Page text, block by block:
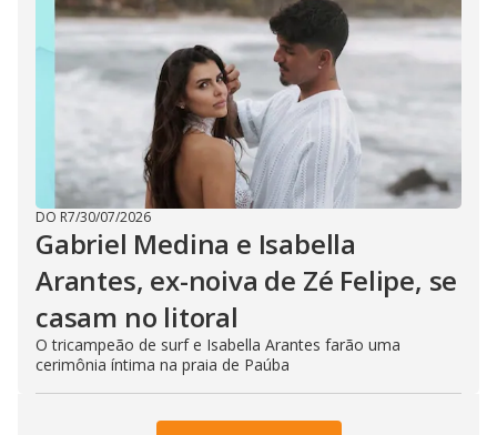
DO R7/30/07/2026
Gabriel Medina e Isabella
Arantes, ex-noiva de Zé Felipe, se
casam no litoral
O tricampeão de surf e Isabella Arantes farão uma
cerimônia íntima na praia de Paúba